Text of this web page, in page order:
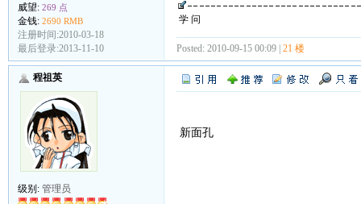
威望: 269 点
金钱: 2690 RMB
注册时间:2010-03-18
最后登录:2013-11-10
学 问
Posted: 2010-09-15 00:09 | 21 楼
程祖英
级别: 管理员
新面孔